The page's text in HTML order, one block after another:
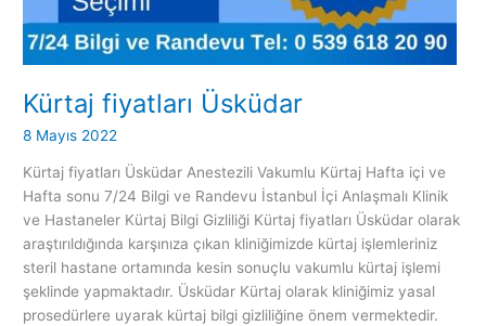
Kürtaj fiyatları Üsküdar
8 Mayıs 2022
Kürtaj fiyatları Üsküdar Anestezili Vakumlu Kürtaj Hafta içi ve
Hafta sonu 7/24 Bilgi ve Randevu İstanbul İçi Anlaşmalı Klinik
ve Hastaneler Kürtaj Bilgi Gizliliği Kürtaj fiyatları Üsküdar olarak
araştırıldığında karşınıza çıkan kliniğimizde kürtaj işlemleriniz
steril hastane ortamında kesin sonuçlu vakumlu kürtaj işlemi
şeklinde yapmaktadır. Üsküdar Kürtaj olarak kliniğimiz yasal
prosedürlere uyarak kürtaj bilgi gizliliğine önem vermektedir.